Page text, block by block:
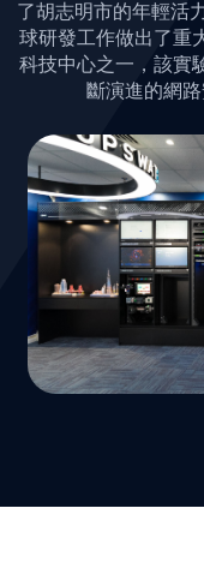
了胡志明市的年輕活
球研發工作做出了重
科技中心之一，該實
斷演進的網